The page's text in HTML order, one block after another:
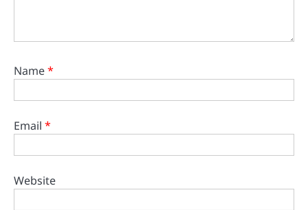
Name*
Email *
Website